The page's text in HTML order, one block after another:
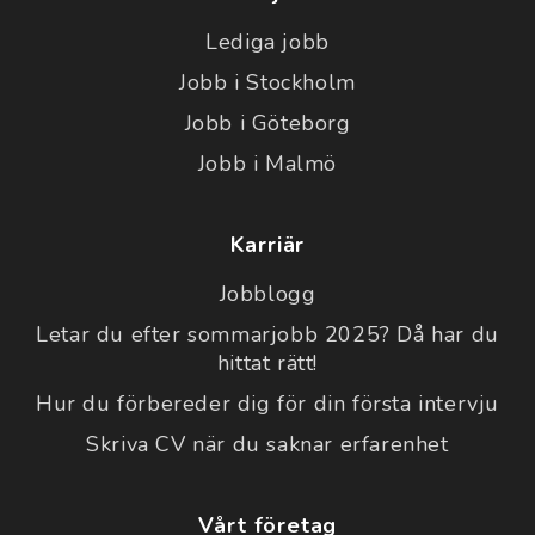
Lediga jobb
Jobb i Stockholm
Jobb i Göteborg
Jobb i Malmö
Karriär
Jobblogg
Letar du efter sommarjobb 2025? Då har du
hittat rätt!
Hur du förbereder dig för din första intervju
Skriva CV när du saknar erfarenhet
Vårt företag